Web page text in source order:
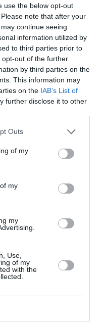
use the below opt-out
note that after your
continue seeing
information utilized by
to third parties prior to
out of the further
by third parties on the
This information may
on the IAB’s List of
further disclose it to other
Outs
of my
my
my
Use,
of my
with the
raison que ci-
etre devant, au
rangée
de secours…
des aveugles,
femmes
pas
considérées
si leurs états
sont que des
une
une partie des
celles
a
30 juin
cet avis et
intéressant